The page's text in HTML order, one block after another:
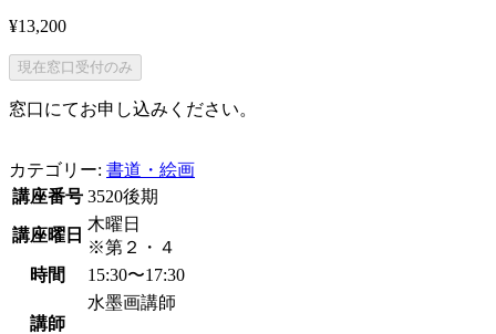
¥13,200
現在窓口受付のみ
窓口にてお申し込みください。
カテゴリー: 書道・絵画
講座番号 3520後期
講座曜日
木曜日
※第２・４
時間
15:30〜17:30
講師
水墨画講師